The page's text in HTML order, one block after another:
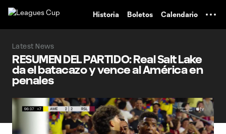
Historia Boletos Calendario
Latest News
RESUMEN DEL PARTIDO: Real Salt Lake
da el batacazo y vence al América en
penales